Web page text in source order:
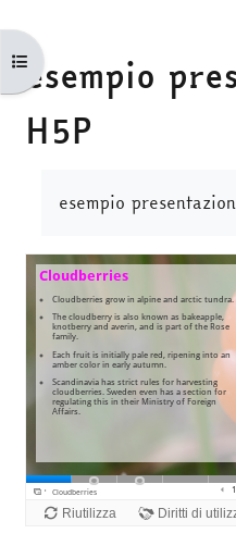
Apri indice del corso
esempio
H5P
esempio